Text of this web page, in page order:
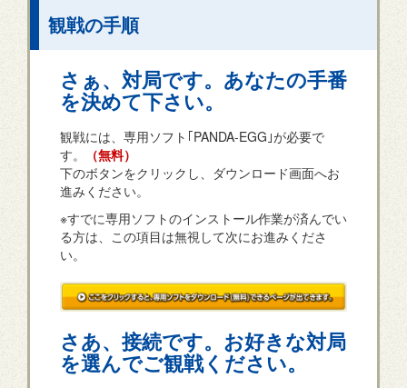
観戦の手順
さぁ、対局です。あなたの手番
を決めて下さい。
観戦には、専用ソフト｢PANDA-EGG｣が必要で
す。
（無料）
下のボタンをクリックし、ダウンロード画面へお
進みください。
※すでに専用ソフトのインストール作業が済んでい
る方は、この項目は無視して次にお進みくださ
い。
さあ、接続です。お好きな対局
を選んでご観戦ください。